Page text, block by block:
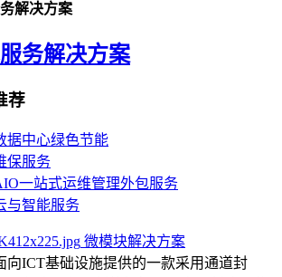
解决方案
务解决方案
荐
据中心绿色节能
保服务
一站式运维管理外包服务
与智能服务
微模块解决方案
向ICT基础设施提供的一款采用通道封